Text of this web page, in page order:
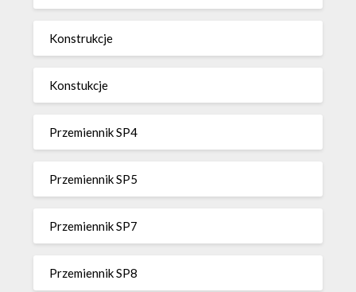
Konstrukcje
Konstukcje
Przemiennik SP4
Przemiennik SP5
Przemiennik SP7
Przemiennik SP8